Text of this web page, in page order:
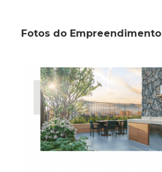
Fotos do Empreendimento